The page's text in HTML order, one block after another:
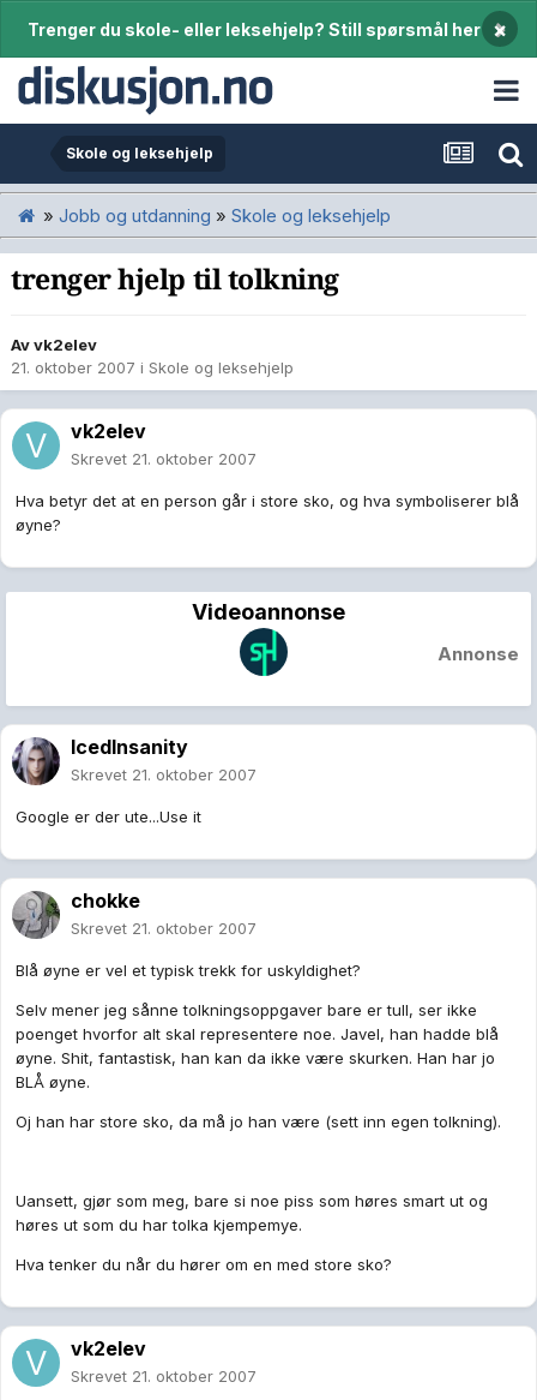
Trenger du skole- eller leksehjelp? Still spørsmål her ×
Skole og leksehjelp
» Jobb og utdanning » Skole og leksehjelp
trenger hjelp til tolkning
Avvk2elev
21. oktober 2007 i Skole og leksehjelp
vk2elev
Skrevet 21. oktober 2007
Hva betyr det at en person går i store sko, og hva symboliserer blå
øyne?
Videoannonse
Annonse
IcedInsanity
Skrevet 21. oktober 2007
Google er der ute...Use it
chokke
Skrevet 21. oktober 2007
Blå øyne er vel et typisk trekk for uskyldighet?
Selv mener jeg sånne tolkningsoppgaver bare er tull, ser ikke
poenget hvorfor alt skal representere noe. Javel, han hadde blå
øyne. Shit, fantastisk, han kan da ikke være skurken. Han har jo
BLÅ øyne.
Oj han har store sko, da må jo han være (sett inn egen tolkning).
Uansett, gjør som meg, bare si noe piss som høres smart ut og
høres ut som du har tolka kjempemye.
Hva tenker du når du hører om en med store sko?
vk2elev
Skrevet 21. oktober 2007